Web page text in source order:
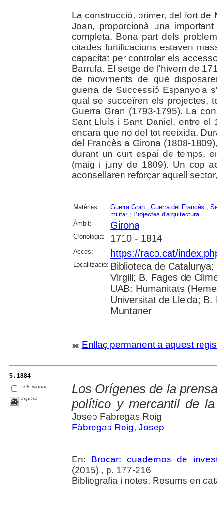
La construcció, primer, del fort
Joan, proporcionà una
completa. Bona part dels
citades fortificacions estaven
capacitat per controlar els
Barrufa. El setge de l'hivern de
de moviments de què
guerra de Successió Espanyola
qual se succeïren els projectes,
Guerra Gran (1793-1795). La
Sant Lluís i Sant Daniel, entre el
encara que no del tot reeixida.
del Francès a Girona (1808-
durant un curt espai de temps,
(maig i juny de 1809). Un cop
aconsellaren reforçar aquell
Matèries: Guerra Gran; Guerra del Francès ;
militar; Projectes d'arquitectura
Àmbit:
Girona
Cronologia: 1710 - 1814
Accés: https://raco.cat/
Localització: Biblioteca de
Virgili; B. Fages de
UAB: Humanitats
Universitat de Lleida;
Muntaner
Enllaç permanent a aquest
5 / 1884
seleccionar
imprimir
Los Orígenes de la
político y mercantil de
Josep Fàbregas Roig
Fàbregas Roig, Josep
En: Brocar: cuadernos de
(2015) , p. 177-216
Bibliografia i notes. Resums en